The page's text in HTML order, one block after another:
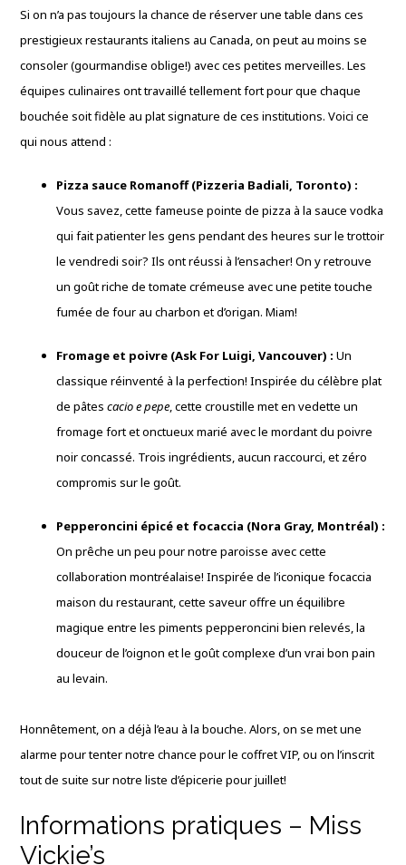
Si on n’a pas toujours la chance de réserver une table dans ces
prestigieux restaurants italiens au Canada, on peut au moins se
consoler (gourmandise oblige!) avec ces petites merveilles. Les
équipes culinaires ont travaillé tellement fort pour que chaque
bouchée soit fidèle au plat signature de ces institutions. Voici ce
qui nous attend :
Pizza sauce Romanoff (Pizzeria Badiali, Toronto) :
Vous savez, cette fameuse pointe de pizza à la sauce vodka
qui fait patienter les gens pendant des heures sur le trottoir
le vendredi soir? Ils ont réussi à l’ensacher! On y retrouve
un goût riche de tomate crémeuse avec une petite touche
fumée de four au charbon et d’origan. Miam!
Fromage et poivre (Ask For Luigi, Vancouver) : Un
classique réinventé à la perfection! Inspirée du célèbre plat
de pâtescacio e pepe, cette croustille met en vedette un
fromage fort et onctueux marié avec le mordant du poivre
noir concassé. Trois ingrédients, aucun raccourci, et zéro
compromis sur le goût.
Pepperoncini épicé et focaccia (Nora Gray, Montréal) :
On prêche un peu pour notre paroisse avec cette
collaboration montréalaise! Inspirée de l’iconique focaccia
maison du restaurant, cette saveur offre un équilibre
magique entre les piments pepperoncini bien relevés, la
douceur de l’oignon et le goût complexe d’un vrai bon pain
au levain.
Honnêtement, on a déjà l’eau à la bouche. Alors, on se met une
alarme pour tenter notre chance pour le coffret VIP, ou on l’inscrit
tout de suite sur notre liste d’épicerie pour juillet!
Informations pratiques – Miss
Vickie’s